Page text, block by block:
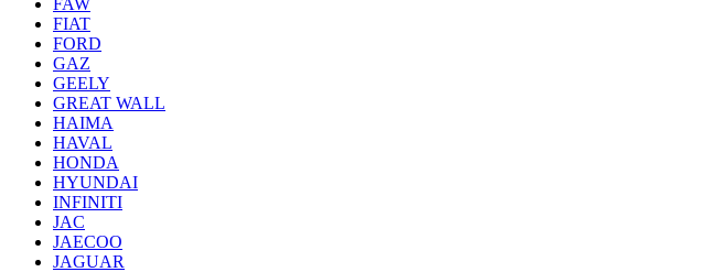
FAW
FIAT
FORD
GAZ
GEELY
GREAT WALL
HAIMA
HAVAL
HONDA
HYUNDAI
INFINITI
JAC
JAECOO
JAGUAR